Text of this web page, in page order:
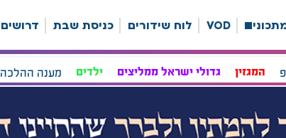
VOD לוח שידורים כניסת שבת דרושים
המגזין גדולי ישראל ממליצים ילדים מענה ההלכה